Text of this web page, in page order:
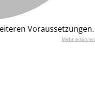
Voraussetzungen.
Mehr erfahren